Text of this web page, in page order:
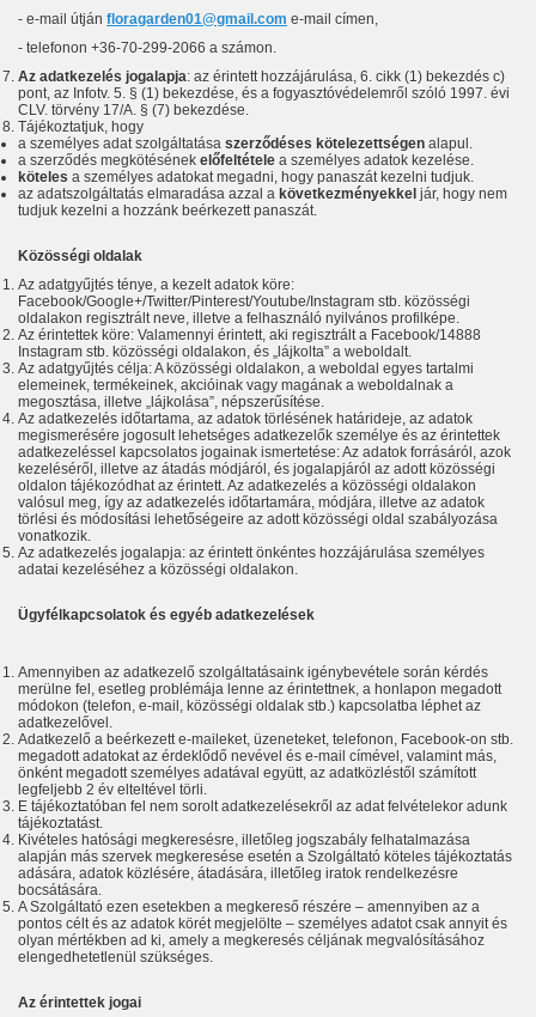
- e-mail útján floragarden01@gmail.com e-mail címen,
- telefonon +36-70-299-2066 a számon.
Az adatkezelés jogalapja: az érintett hozzájárulása, 6. cikk (1) bekezdés c)
pont, az Infotv. 5. § (1) bekezdése, és a fogyasztóvédelemről szóló 1997. évi
CLV. törvény 17/A. § (7) bekezdése.
Tájékoztatjuk, hogy
a személyes adat szolgáltatása szerződéses kötelezettségen alapul.
a szerződés megkötésének előfeltétele a személyes adatok kezelése.
köteles a személyes adatokat megadni, hogy panaszát kezelni tudjuk.
az adatszolgáltatás elmaradása azzal a következményekkel jár, hogy nem
tudjuk kezelni a hozzánk beérkezett panaszát.
Közösségi oldalak
Az adatgyűjtés ténye, a kezelt adatok köre:
Facebook/Google+/Twitter/Pinterest/Youtube/Instagram stb. közösségi
oldalakon regisztrált neve, illetve a felhasználó nyilvános profilképe.
Az érintettek köre: Valamennyi érintett, aki regisztrált a Facebook/14888
Instagram stb. közösségi oldalakon, és „lájkolta” a weboldalt.
Az adatgyűjtés célja: A közösségi oldalakon, a weboldal egyes tartalmi
elemeinek, termékeinek, akcióinak vagy magának a weboldalnak a
megosztása, illetve „lájkolása”, népszerűsítése.
Az adatkezelés időtartama, az adatok törlésének határideje, az adatok
megismerésére jogosult lehetséges adatkezelők személye és az érintettek
adatkezeléssel kapcsolatos jogainak ismertetése: Az adatok forrásáról, azok
kezeléséről, illetve az átadás módjáról, és jogalapjáról az adott közösségi
oldalon tájékozódhat az érintett. Az adatkezelés a közösségi oldalakon
valósul meg, így az adatkezelés időtartamára, módjára, illetve az adatok
törlési és módosítási lehetőségeire az adott közösségi oldal szabályozása
vonatkozik.
Az adatkezelés jogalapja: az érintett önkéntes hozzájárulása személyes
adatai kezeléséhez a közösségi oldalakon.
Ügyfélkapcsolatok és egyéb adatkezelések
Amennyiben az adatkezelő szolgáltatásaink igénybevétele során kérdés
merülne fel, esetleg problémája lenne az érintettnek, a honlapon megadott
módokon (telefon, e-mail, közösségi oldalak stb.) kapcsolatba léphet az
adatkezelővel.
Adatkezelő a beérkezett e-maileket, üzeneteket, telefonon, Facebook-on stb.
megadott adatokat az érdeklődő nevével és e-mail címével, valamint más,
önként megadott személyes adatával együtt, az adatközléstől számított
legfeljebb 2 év elteltével törli.
E tájékoztatóban fel nem sorolt adatkezelésekről az adat felvételekor adunk
tájékoztatást.
Kivételes hatósági megkeresésre, illetőleg jogszabály felhatalmazása
alapján más szervek megkeresése esetén a Szolgáltató köteles tájékoztatás
adására, adatok közlésére, átadására, illetőleg iratok rendelkezésre
bocsátására.
A Szolgáltató ezen esetekben a megkereső részére – amennyiben az a
pontos célt és az adatok körét megjelölte – személyes adatot csak annyit és
olyan mértékben ad ki, amely a megkeresés céljának megvalósításához
elengedhetetlenül szükséges.
Az érintettek jogai